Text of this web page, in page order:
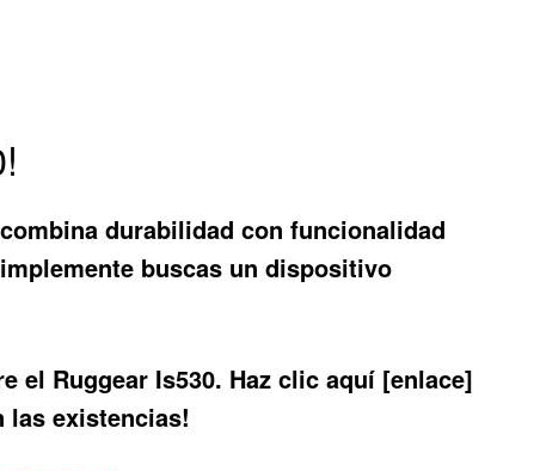
combina durabilidad con funcionalidad
buscas un dispositivo
el Ruggear Is530. Haz clic aquí [enlace]
las existencias!